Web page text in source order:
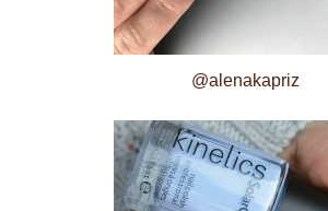
@alenakapriz